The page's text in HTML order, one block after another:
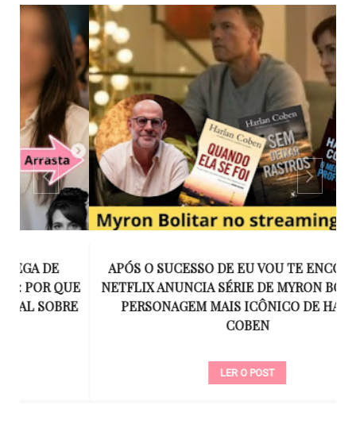
APÓS O SUCESSO DE EU VOU TE ENCONTRAR,
NETFLIX ANUNCIA SÉRIE DE MYRON BOLITAR, O
PERSONAGEM MAIS ICÔNICO DE HARLAN